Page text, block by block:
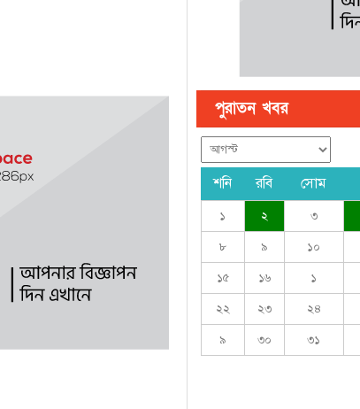
পুরাতন খবর
শনি রবি সোম
১ ২ ৩
৮ ৯ ১০
১৫ ১৬ ১
২২ ২৩ ২৪
৯ ৩০ ৩১